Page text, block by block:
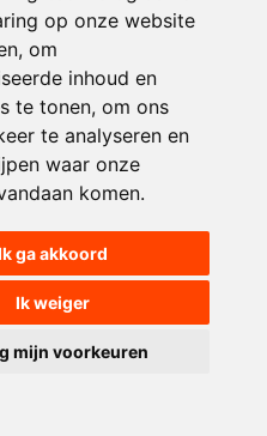
op onze website
om
inhoud en
te tonen, om ons
te analyseren en
waar onze
komen.
ga akkoord
Ik weiger
mijn voorkeuren